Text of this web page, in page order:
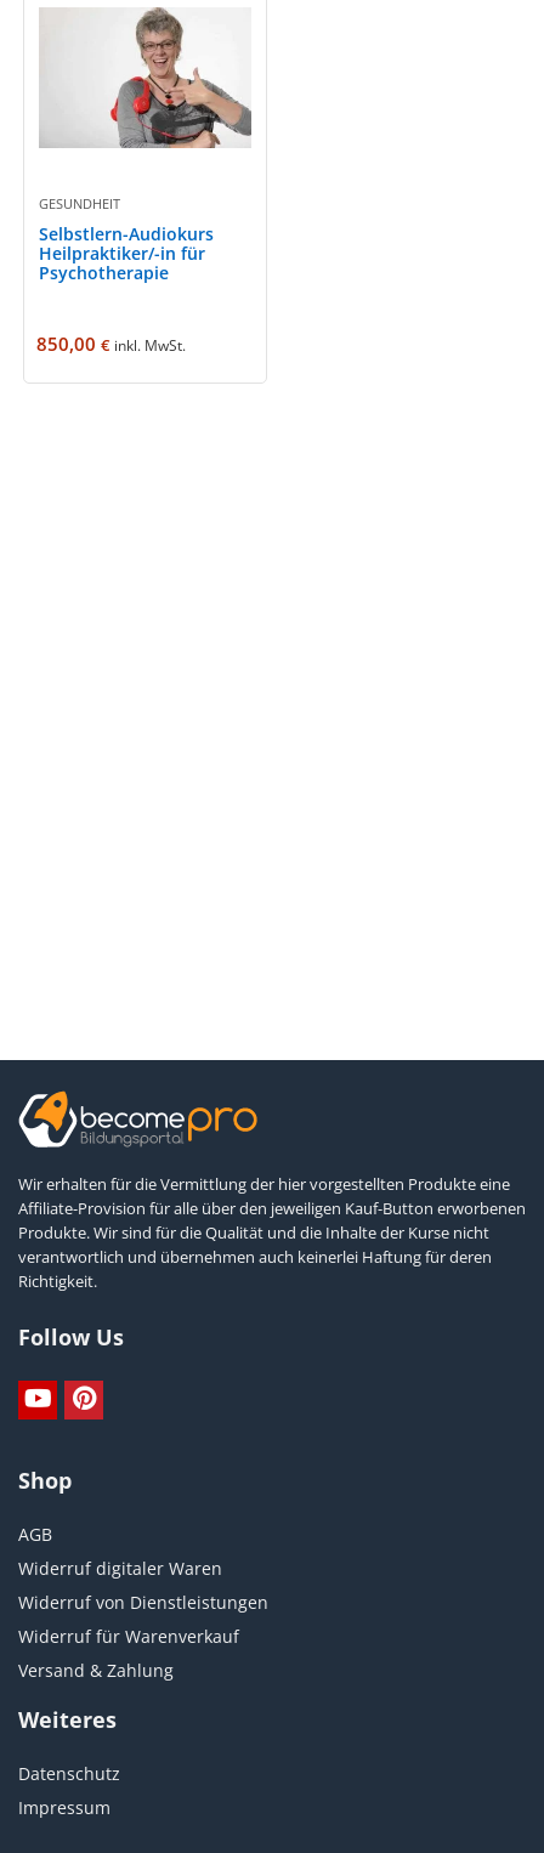
GESUNDHEIT
Selbstlern-Audiokurs
Heilpraktiker/-in für
Psychotherapie
850,00€ inkl. MwSt.
Wir erhalten für die Vermittlung der hier vorgestellten Produkte eine
Affiliate-Provision für alle über den jeweiligen Kauf-Button erworbenen
Produkte. Wir sind für die Qualität und die Inhalte der Kurse nicht
verantwortlich und übernehmen auch keinerlei Haftung für deren
Richtigkeit.
Follow Us
Shop
AGB
Widerruf digitaler Waren
Widerruf von Dienstleistungen
Widerruf für Warenverkauf
Versand & Zahlung
Weiteres
Datenschutz
Impressum